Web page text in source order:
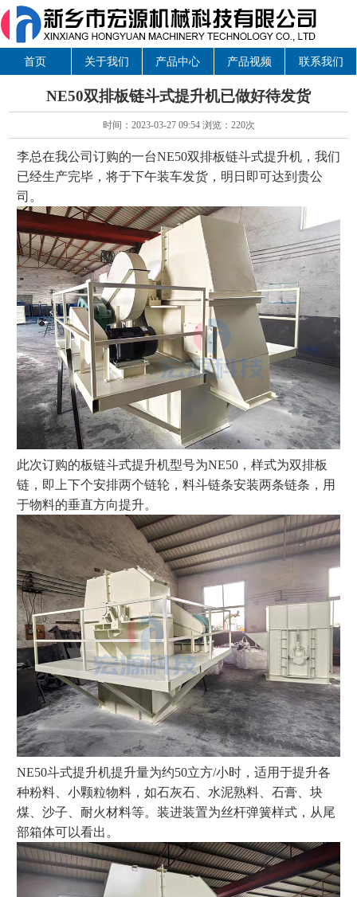
首页 关于我们 产品中心 产品视频 联系我们
NE50双排板链斗式提升机已做好待发货
时间：2023-03-27 09:54 浏览： 220次
李总在我公司订购的一台NE50双排板链斗式提升机，我们
已经生产完毕，将于下午装车发货，明日即可达到贵公
司。
此次订购的板链斗式提升机型号为NE50，样式为双排板
链，即上下个安排两个链轮，料斗链条安装两条链条，用
于物料的垂直方向提升。
NE50斗式提升机提升量为约50立方/小时，适用于提升各
种粉料、小颗粒物料，如石灰石、水泥熟料、石膏、块
煤、沙子、耐火材料等。装进装置为丝杆弹簧样式，从尾
部箱体可以看出。